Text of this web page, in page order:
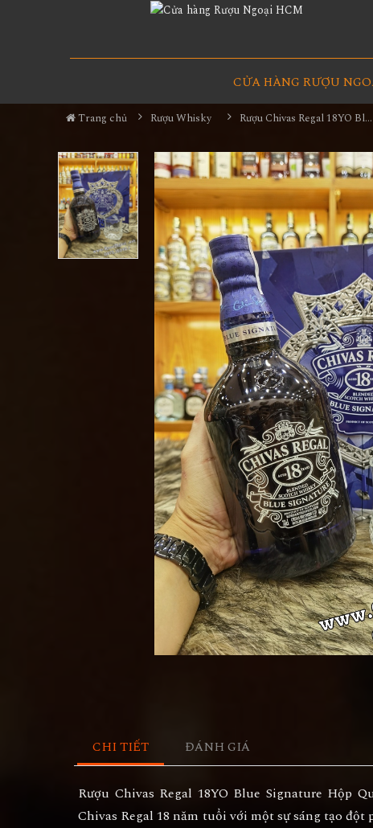
CỬA HÀNG RƯỢU
Trang chủ Rượu Whisky Rượu Chivas Regal 18YO Blue Hộp Quà 2025
CHI TIẾT ĐÁNH GIÁ
Rượu Chivas Regal 18YO Blue Signature Hộp
Chivas Regal 18 năm tuổivới một sự sáng tạo